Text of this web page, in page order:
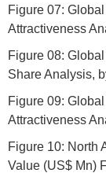
Figure 07:
Attractiveness
Figure 08:
Share Analysis,
Figure 09:
Attractiveness
Figure 10: North
Value (US$ Mn)